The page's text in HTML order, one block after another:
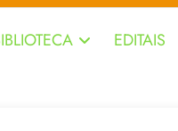
EDITAIS